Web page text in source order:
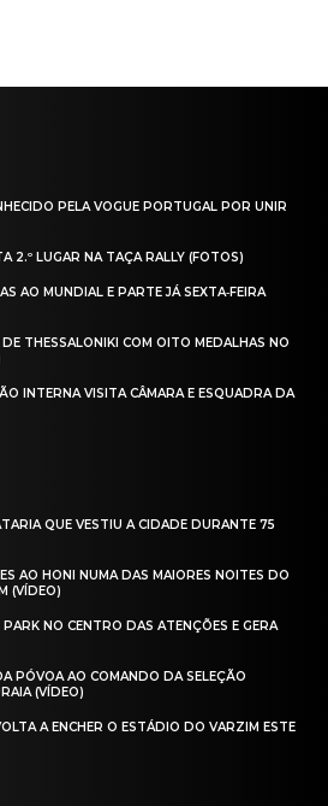
PELA VOGUE PORTUGAL POR UNIR
2.º LUGAR NA TAÇA RALLY (FOTOS)
AO MUNDIAL E PARTE JÁ SEXTA‑FEIRA
THESSALONIKI COM OITO MEDALHAS NO
INTERNA VISITA CÂMARA E ESQUADRA DA
QUE VESTIU A CIDADE DURANTE 75
AO HONI NUMA DAS MAIORES NOITES DO
(VÍDEO)
NO CENTRO DAS ATENÇÕES E GERA
PÓVOA AO COMANDO DA SELEÇÃO
(VÍDEO)
A ENCHER O ESTÁDIO DO VARZIM ESTE